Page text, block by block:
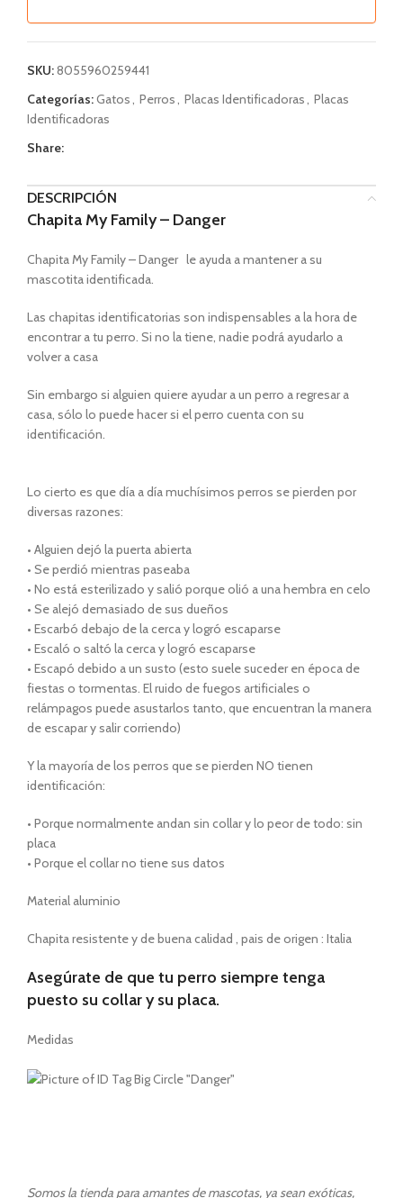
SKU:8055960259441
Categorías:Gatos, Perros, Placas Identificadoras, Placas
Identificadoras
Share:
DESCRIPCIÓN
Chapita My Family – Danger
Chapita My Family – Danger le ayuda a mantener a su
mascotita identificada.
Las chapitas identificatorias son indispensables a la hora de
encontrar a tu perro. Si no la tiene, nadie podrá ayudarlo a
volver a casa
Sin embargo si alguien quiere ayudar a un perro a regresar a
casa, sólo lo puede hacer si el perro cuenta con su
identificación.
Lo cierto es que dí­a a dí­a muchí­simos perros se pierden por
diversas razones:
• Alguien dejó la puerta abierta
• Se perdió mientras paseaba
• No está esterilizado y salió porque olió a una hembra en celo
• Se alejó demasiado de sus dueños
• Escarbó debajo de la cerca y logró escaparse
• Escaló o saltó la cerca y logró escaparse
• Escapó debido a un susto (esto suele suceder en época de
fiestas o tormentas. El ruido de fuegos artificiales o
relámpagos puede asustarlos tanto, que encuentran la manera
de escapar y salir corriendo)
Y la mayoría de los perros que se pierden NO tienen
identificación:
• Porque normalmente andan sin collar y lo peor de todo: sin
placa
• Porque el collar no tiene sus datos
Material aluminio
Chapita resistente y de buena calidad , pais de origen : Italia
Asegúrate de que tu perro siempre tenga
puesto su collar y su placa.
Medidas
Somos la tienda para amantes de mascotas, ya sean exóticas,